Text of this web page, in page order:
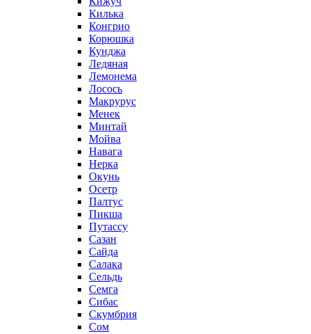
Килька
Конгрио
Корюшка
Кунджа
Ледяная
Лемонема
Лосось
Макрурус
Менек
Минтай
Мойва
Навага
Нерка
Окунь
Осетр
Палтус
Пикша
Путассу
Сазан
Сайда
Салака
Сельдь
Семга
Сибас
Скумбрия
Сом